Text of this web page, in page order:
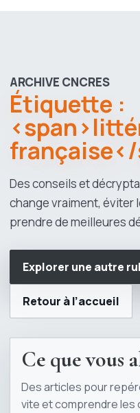
ARCHIVE CNCRES
Étiquette :
Des conseils et
change vraiment, éviter
prendre de meilleures
Explorer une autre
Retour à l’accueil
Ce que vous
Des articles pour
vite et comprendre